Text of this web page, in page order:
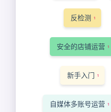
反检测 1
安全的店铺运营 1
新手入门 1
自媒体多账号运营 1